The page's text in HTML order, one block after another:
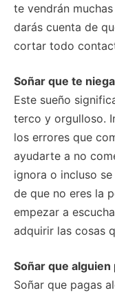
te vendrán
darás cuenta de
cortar todo
Soñar que te
Este sueño
terco y orgulloso.
los errores que
ayudarte a no
ignora o incluso
de que no eres la
empezar a
adquirir las cosas
Soñar que
Soñar que pagas